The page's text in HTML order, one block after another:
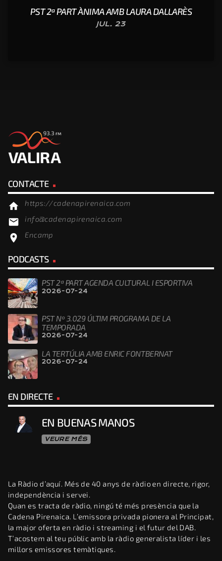
PST 2ª PART ÀNIMA AMB LAURA DALLARÈS
JUL. 23
CONTACTE
home https://cadenapirenaica.com
email info@cadenapirenaica.com
location_on Encamp
PODCASTS
PST 2ª PART AGENDA CULTURAL I ESPORTIVA
2026-07-24
PST Nº 3.029 ÚLTIM PROGRAMA DE LA
TEMPORADA
2026-07-24
LA TERTÚLIA AMB ENRIC FONTBERNAT
2026-07-24
EN DIRECTE
EN BUENAS MANOS
VEURE MÉS
La Ràdio d’aquí. Més de 40 anys de ràdio en directe, rigor,
independència i servei.
Quan es tracta de ràdio, ningú té més presència que la
Cadena Pirenaica. L’emissora privada pionera al Principat,
la major oferta en ràdio i streaming i el futur del DAB.
T’acostem al teu públic amb la ràdio generalista líder i les
millors emissores temàtiques.